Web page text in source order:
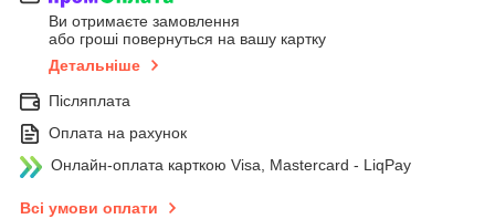
Ви отримаєте замовлення
або гроші повернуться на вашу картку
Детальніше
Післяплата
Оплата на рахунок
Онлайн-оплата карткою Visa, Mastercard - LiqPay
Всі умови оплати